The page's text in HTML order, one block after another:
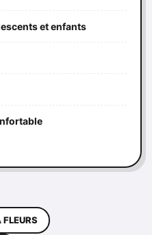
et enfants